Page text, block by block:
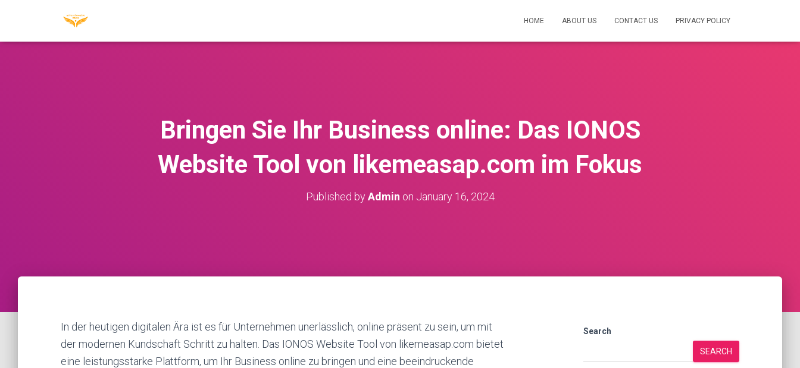
HOME ABOUT US CONTACT US PRIVACY POLICY
Bringen Sie Ihr Business online: Das IONOS
Website Tool von likemeasap.com im Fokus
Published byAdmin on January 16, 2024
In der heutigen digitalen Ära ist es für Unternehmen unerlässlich, online präsent zu sein, um mit
der modernen Kundschaft Schritt zu halten. Das IONOS Website Tool von likemeasap.com bietet
eine leistungsstarke Plattform, um Ihr Business online zu bringen und eine beeindruckende
Search
SEARCH